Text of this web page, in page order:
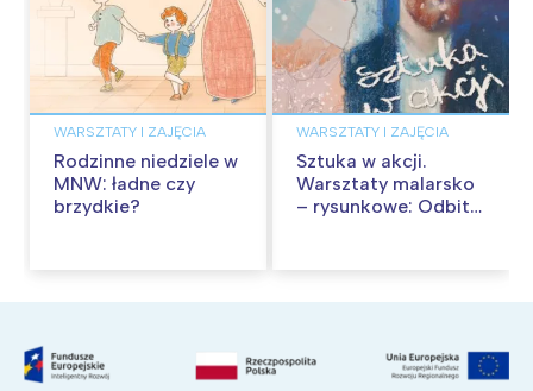
WARSZTATY I ZAJĘCIA
Rodzinne niedziele w
MNW: ładne czy
brzydkie?
WARSZTATY I ZAJĘCIA
Sztuka w akcji.
Warsztaty malarsko
– rysunkowe: Odbite